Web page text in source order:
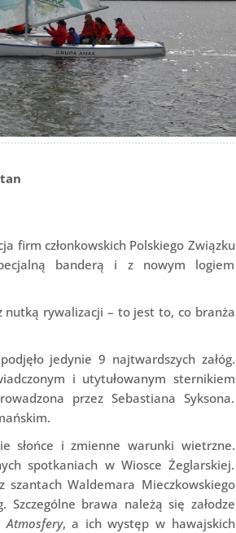
firm członkowskich Polskiego Związku
banderą i z nowym logiem
nutką rywalizacji – to jest to, co branża
jedynie 9 najtwardszych załóg.
i utytułowanym sternikiem
przez Sebastiana Syksona.
słońce i zmienne warunki wietrzne.
spotkaniach w Wiosce Żeglarskiej.
szantach Waldemara Mieczkowskiego
Szczególne brawa należą się załodze
, a ich występ w hawajskich